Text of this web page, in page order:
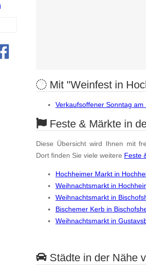
Mit "Weinfest in
Verkaufsoffener Sonntag
Feste & Märkte in
Diese Übersicht wird Ihnen mit
Dort finden Sie viele weitere Feste
Hochheimer Markt in
Weihnachtsmarkt in
Weihnachtsmarkt in
Bischemer Kerb in
Weihnachtsmarkt in
Städte in der Nähe